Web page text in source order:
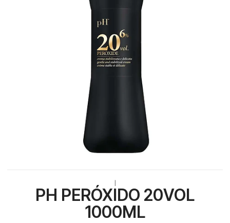
PH PERÓXIDO 20VOL
1000ML